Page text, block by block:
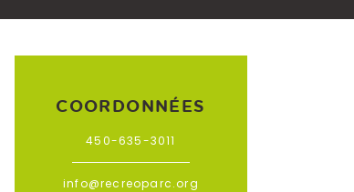
COORDONNÉES
450-635-3011
info@recreoparc.org